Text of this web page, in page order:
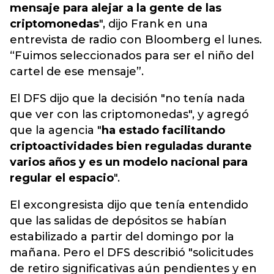
mensaje para alejar a la gente de las
criptomonedas", dijo Frank en una
entrevista de radio con Bloomberg el lunes.
“Fuimos seleccionados para ser el niño del
cartel de ese mensaje”.
El DFS dijo que la decisión "no tenía nada
que ver con las criptomonedas", y agregó
que la agencia "ha estado facilitando
criptoactividades bien reguladas durante
varios años y es un modelo nacional para
regular el espacio".
El excongresista dijo que tenía entendido
que las salidas de depósitos se habían
estabilizado a partir del domingo por la
mañana. Pero el DFS describió "solicitudes
de retiro significativas aún pendientes y en